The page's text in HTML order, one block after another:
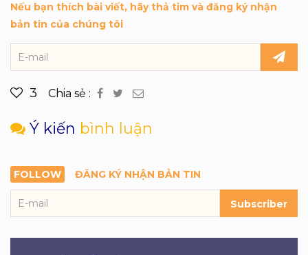
Nếu bạn thích bài viết, hãy thả tim và đăng ký nhận
bản tin của chúng tôi
3 Chia sẻ :
Ý kiến bình luận
FOLLOW ĐĂNG KÝ NHẬN BẢN TIN
Subscriber